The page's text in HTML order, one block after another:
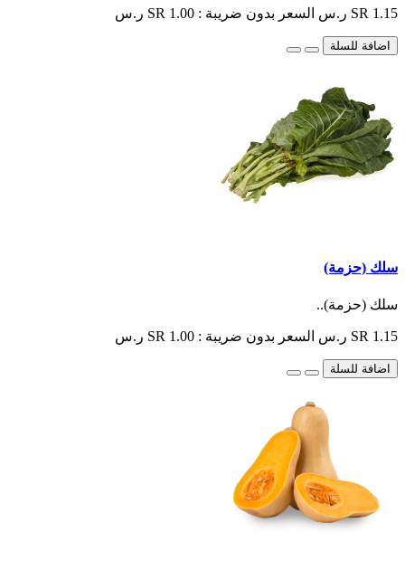
SR 1.15 ر.س السعر بدون ضريبة : SR 1.00 ر.س
اضافة للسلة
سلك (حزمة)
سلك (حزمة)..
SR 1.15 ر.س السعر بدون ضريبة : SR 1.00 ر.س
اضافة للسلة